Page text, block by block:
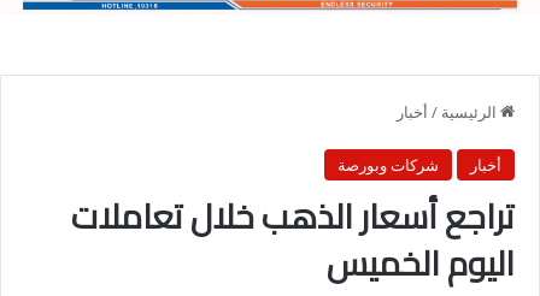
الرئيسية / أخبار
أخبار شركات وبورصة
تراجع أسعار الذهب خلال تعاملات
اليوم الخميس